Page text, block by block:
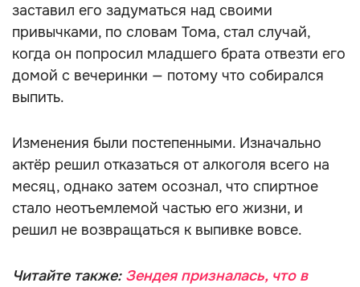
заставил его задуматься над своими
привычками, по словам Тома, стал случай,
когда он попросил младшего брата отвезти его
домой с вечеринки — потому что собирался
выпить.
Изменения были постепенными. Изначально
актёр решил отказаться от алкоголя всего на
месяц, однако затем осознал, что спиртное
стало неотъемлемой частью его жизни, и
решил не возвращаться к выпивке вовсе.
Читайте также: Зендея призналась, что в